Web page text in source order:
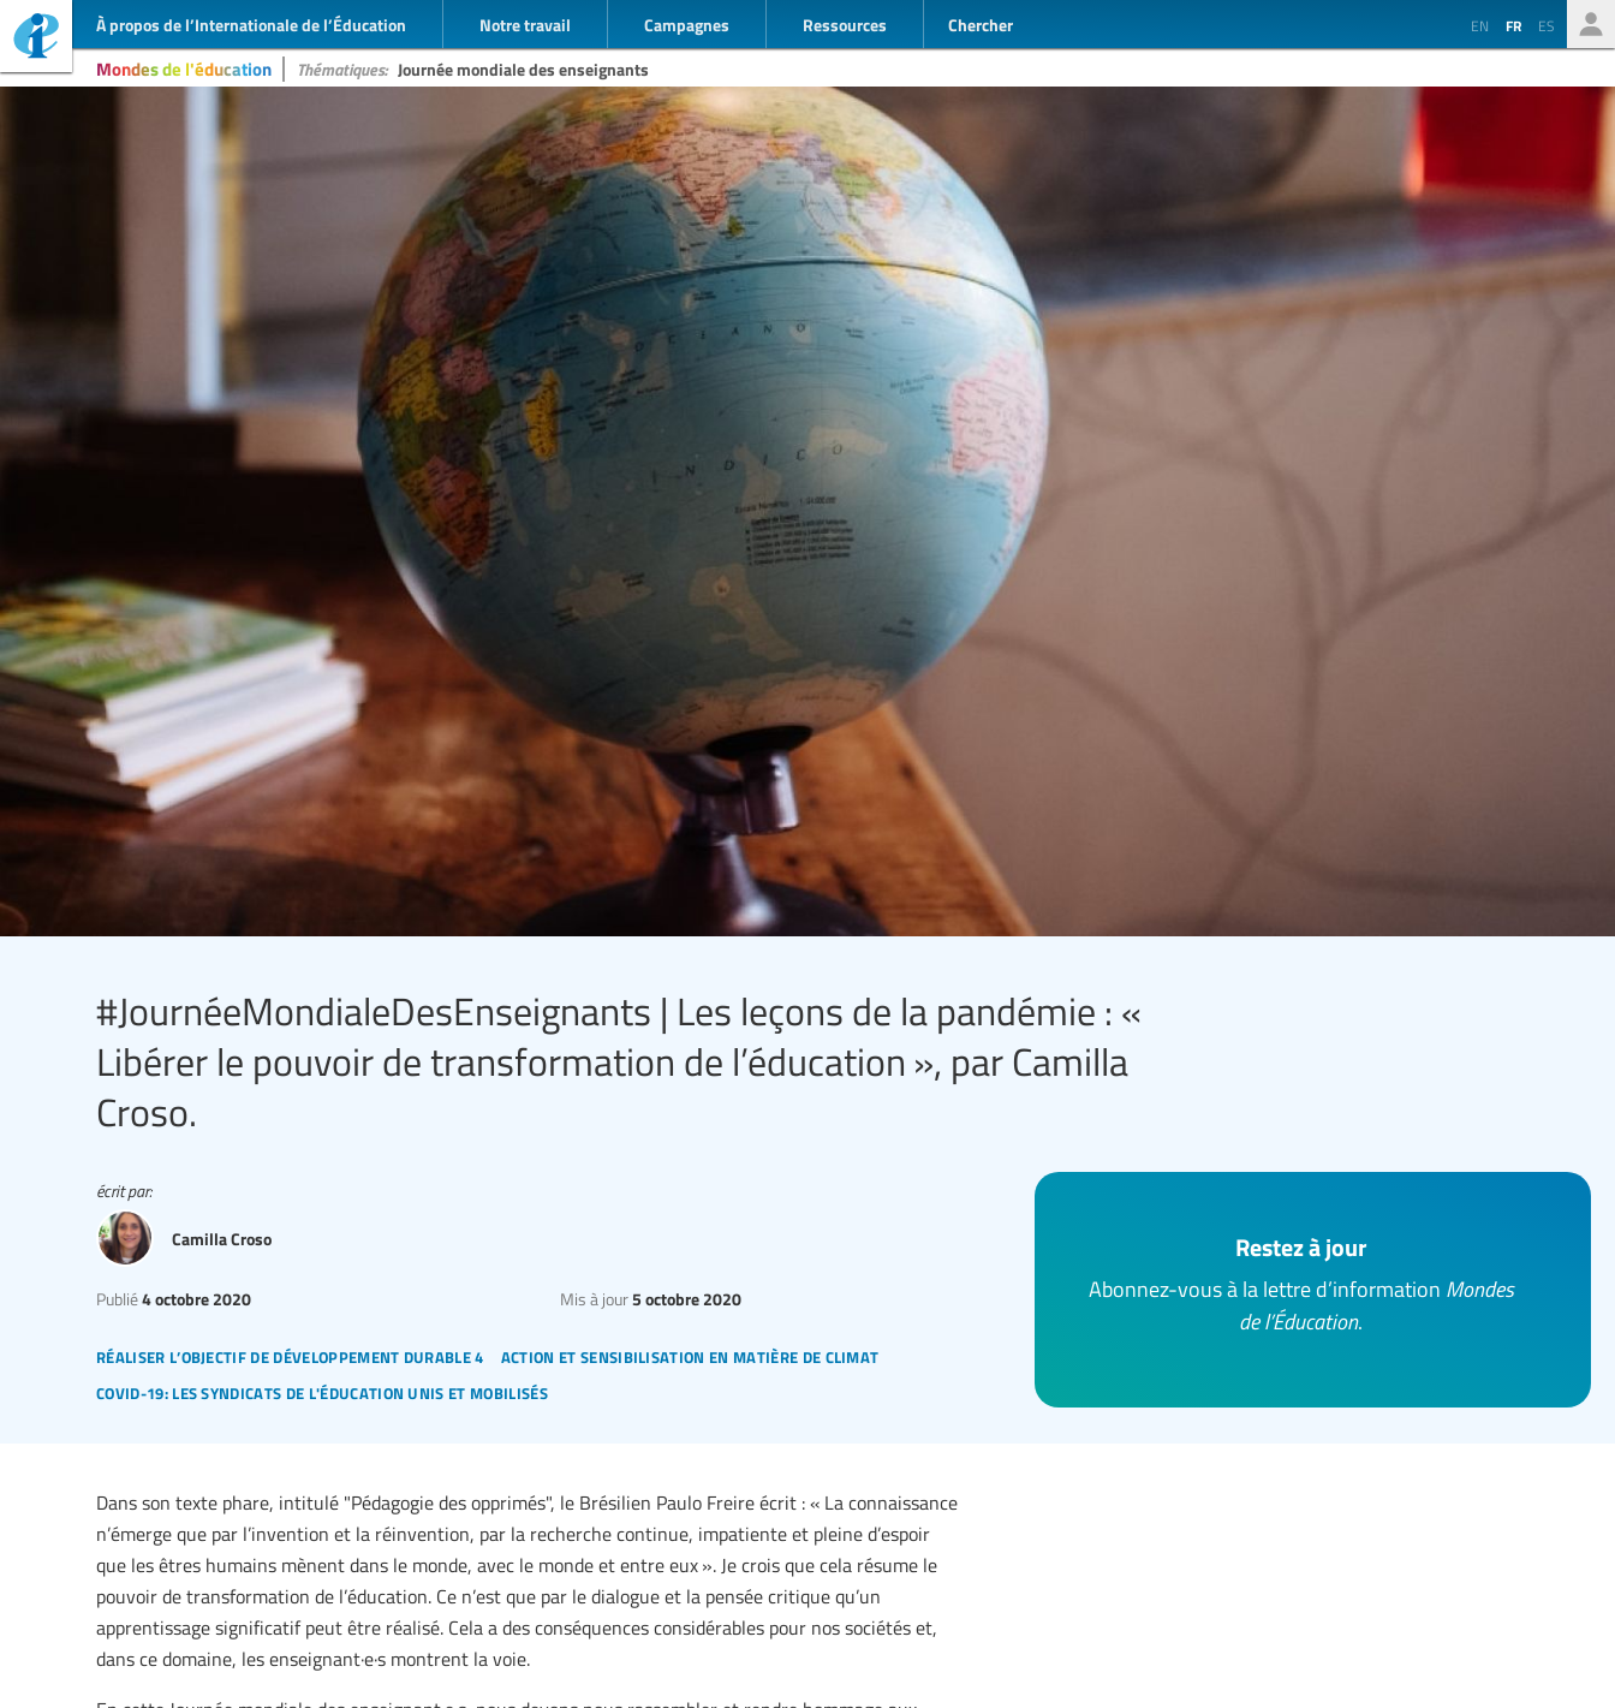
À propos de l’Internationale de l’Éducation Notre travail Campagnes Ressources Chercher EN FR ES
Mondes de l'éducation Thématiques: Journée mondiale des enseignants
#JournéeMondialeDesEnseignants | Les leçons de la pandémie : «
Libérer le pouvoir de transformation de l’éducation », par Camilla
Croso.
réaliser l’objectif de développement durable 4 action et sensibilisation en matière de climat
covid-19: les syndicats de l'éducation unis et mobilisés
Publié4 octobre 2020 Mis à jour5 octobre 2020
écrit par:
Camilla Croso Restez à jour
Abonnez-vous à la lettre d’information Mondes
de l’Éducation.
Dans son texte phare, intitulé "Pédagogie des opprimés", le Brésilien Paulo Freire écrit : « La connaissance
n’émerge que par l’invention et la réinvention, par la recherche continue, impatiente et pleine d’espoir
que les êtres humains mènent dans le monde, avec le monde et entre eux ». Je crois que cela résume le
pouvoir de transformation de l’éducation. Ce n’est que par le dialogue et la pensée critique qu’un
apprentissage significatif peut être réalisé. Cela a des conséquences considérables pour nos sociétés et,
dans ce domaine, les enseignant·e·s montrent la voie.